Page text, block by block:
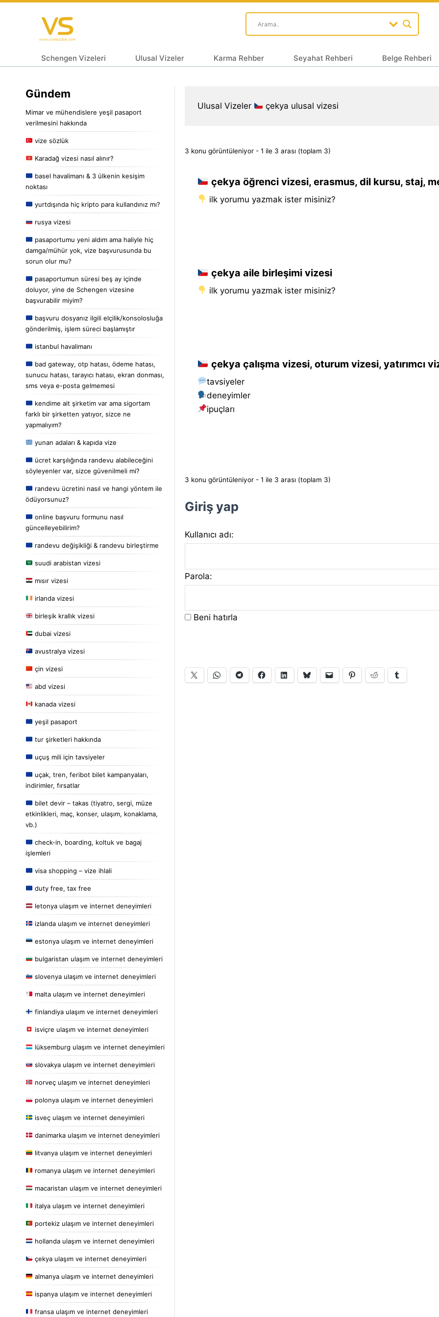
Schengen Vizeleri Ulusal Vizeler Karma Rehber Seyahat Rehberi Belge Rehberi
Gündem
Mimar ve mühendislere yeşil pasaport
verilmesini hakkında
vize sözlük
Karadağ vizesi nasıl alınır?
basel havalimanı & 3 ülkenin kesişim
noktası
yurtdışında hiç kripto para kullandınız mı?
rusya vizesi
pasaportumu yeni aldım ama haliyle hiç
damga/mühür yok, vize başvurusunda bu
sorun olur mu?
pasaportumun süresi beş ay içinde
doluyor, yine de Schengen vizesine
başvurabilir miyim?
başvuru dosyanız ilgili elçilik/konsolosluğa
gönderilmiş, işlem süreci başlamıştır
istanbul havalimanı
bad gateway, otp hatası, ödeme hatası,
sunucu hatası, tarayıcı hatası, ekran donması,
sms veya e-posta gelmemesi
kendime ait şirketim var ama sigortam
farklı bir şirketten yatıyor, sizce ne
yapmalıyım?
yunan adaları & kapıda vize
ücret karşılığında randevu alabileceğini
söyleyenler var, sizce güvenilmeli mi?
randevu ücretini nasıl ve hangi yöntem ile
ödüyorsunuz?
online başvuru formunu nasıl
güncelleyebilirim?
randevu değişikliği & randevu birleştirme
suudi arabistan vizesi
mısır vizesi
irlanda vizesi
birleşik krallık vizesi
dubai vizesi
avustralya vizesi
çin vizesi
abd vizesi
kanada vizesi
yeşil pasaport
tur şirketleri hakkında
uçuş mili için tavsiyeler
uçak, tren, feribot bilet kampanyaları,
indirimler, fırsatlar
bilet devir – takas (tiyatro, sergi, müze
etkinlikleri, maç, konser, ulaşım, konaklama,
vb.)
check-in, boarding, koltuk ve bagaj
işlemleri
visa shopping – vize ihlali
duty free, tax free
letonya ulaşım ve internet deneyimleri
izlanda ulaşım ve internet deneyimleri
estonya ulaşım ve internet deneyimleri
bulgaristan ulaşım ve internet deneyimleri
slovenya ulaşım ve internet deneyimleri
malta ulaşım ve internet deneyimleri
finlandiya ulaşım ve internet deneyimleri
isviçre ulaşım ve internet deneyimleri
lüksemburg ulaşım ve internet deneyimleri
slovakya ulaşım ve internet deneyimleri
norveç ulaşım ve internet deneyimleri
polonya ulaşım ve internet deneyimleri
isveç ulaşım ve internet deneyimleri
danimarka ulaşım ve internet deneyimleri
litvanya ulaşım ve internet deneyimleri
romanya ulaşım ve internet deneyimleri
macaristan ulaşım ve internet deneyimleri
italya ulaşım ve internet deneyimleri
portekiz ulaşım ve internet deneyimleri
hollanda ulaşım ve internet deneyimleri
çekya ulaşım ve internet deneyimleri
almanya ulaşım ve internet deneyimleri
ispanya ulaşım ve internet deneyimleri
fransa ulaşım ve internet deneyimleri
Ulusal Vizeler çekya ulusal vizesi
3 konu görüntüleniyor - 1 ile 3 arası (toplam 3)
çekya öğrenci vizesi, erasmus, dil kursu, staj,
i̇lk yorumu yazmak ister misiniz?
çekya aile birleşimi vizesi
i̇lk yorumu yazmak ister misiniz?
çekya çalışma vizesi, oturum vizesi, yatırımcı
tavsiyeler
deneyimler
i̇puçları
3 konu görüntüleniyor - 1 ile 3 arası (toplam 3)
Giriş yap
Kullanıcı adı:
Parola:
Beni hatırla